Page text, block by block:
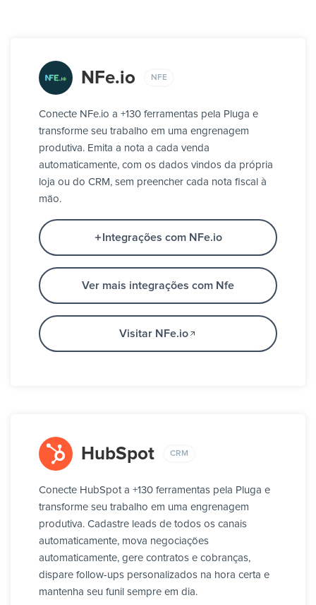
NFe.io NFE
Conecte NFe.io a +130 ferramentas pela Pluga e
transforme seu trabalho em uma engrenagem
produtiva. Emita a nota a cada venda
automaticamente, com os dados vindos da própria
loja ou do CRM, sem preencher cada nota fiscal à
mão.
Integrações com NFe.io
Ver mais integrações com Nfe
Visitar NFe.io
HubSpot CRM
Conecte HubSpot a +130 ferramentas pela Pluga e
transforme seu trabalho em uma engrenagem
produtiva. Cadastre leads de todos os canais
automaticamente, mova negociações
automaticamente, gere contratos e cobranças,
dispare follow-ups personalizados na hora certa e
mantenha seu funil sempre em dia.